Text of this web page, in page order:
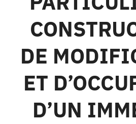
Contacts
Recherche
DE
ET
D’UN